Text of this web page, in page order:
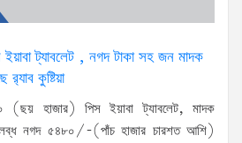
ট্যাবলেট , নগদ টাকা সহ জন মাদক
কুষ্টিয়া
(ছয় হাজার) পিস ইয়াবা ট্যাবলেট, মাদক
নগদ ৫৪৮০/-(পাঁচ হাজার চারশত আশি)